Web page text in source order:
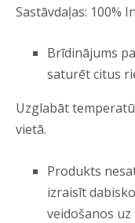
Sastāvdaļas: 100%
Brīdinājums
saturēt citus
Uzglabāt
vietā.
Produkts
izraisīt
veidošanos